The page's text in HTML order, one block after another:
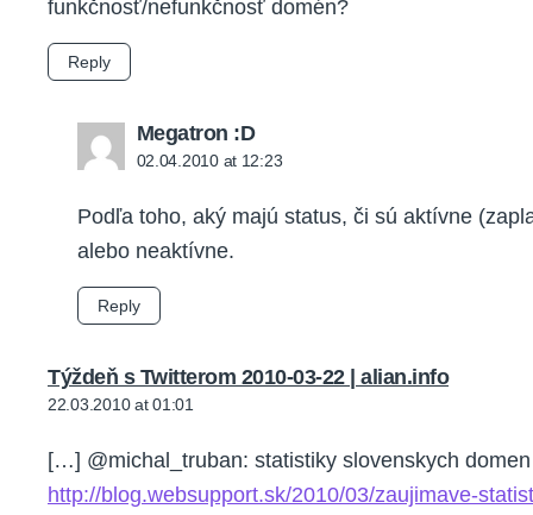
funkčnosť/nefunkčnosť domén?
Reply
Megatron :Dsays:
02.04.2010 at 12:23
Podľa toho, aký majú status, či sú aktívne
alebo neaktívne.
Reply
Týždeň s Twitterom 2010-03-22 | alian.infosays:
22.03.2010 at 01:01
[…] @michal_truban: statistiky slovenskych domen
http://blog.websupport.sk/2010/03/zaujimave-